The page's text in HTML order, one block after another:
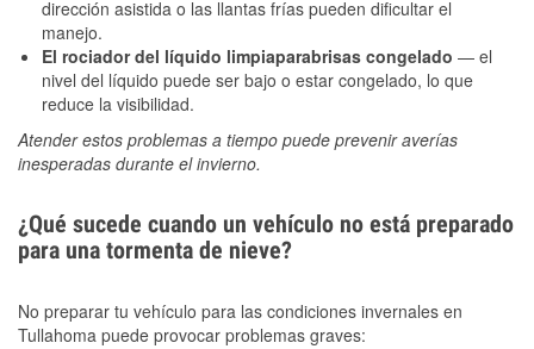
dirección asistida o las llantas frías pueden dificultar el
manejo.
El rociador del líquido limpiaparabrisas congelado — el
nivel del líquido puede ser bajo o estar congelado, lo que
reduce la visibilidad.
Atender estos problemas a tiempo puede prevenir averías
inesperadas durante el invierno.
¿Qué sucede cuando un vehículo no está preparado
para una tormenta de nieve?
No preparar tu vehículo para las condiciones invernales en
Tullahoma puede provocar problemas graves: